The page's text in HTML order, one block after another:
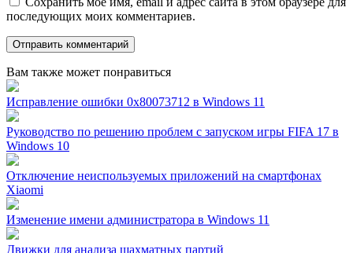
последующих моих комментариев.
Вам также может понравиться
Исправление ошибки 0x80073712 в Windows 11
Руководство по решению проблем с запуском игры FIFA 17 в
Windows 10
Отключение неиспользуемых приложений на смартфонах
Xiaomi
Изменение имени администратора в Windows 11
Движки для анализа шахматных партий